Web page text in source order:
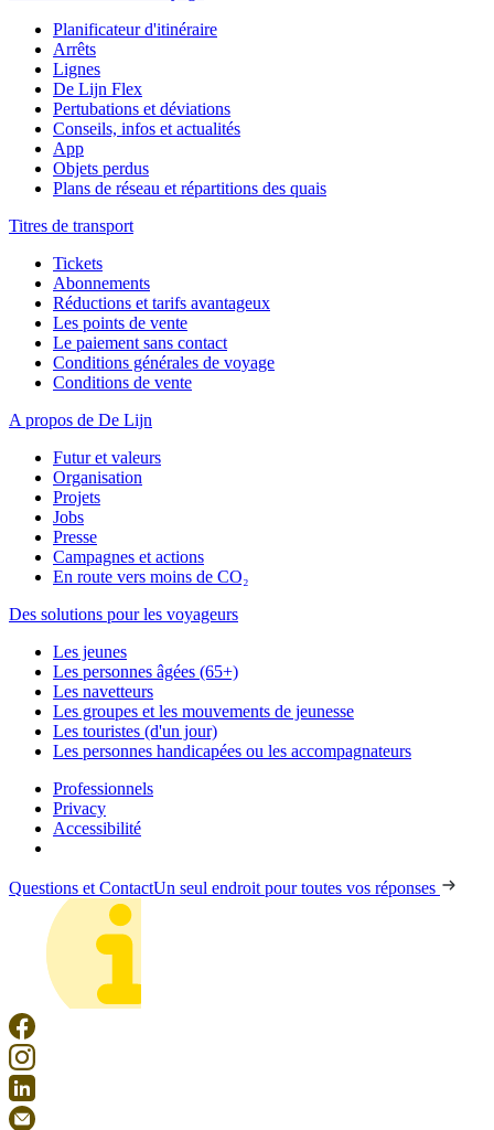
Planificateur d'itinéraire
Arrêts
Lignes
De Lijn Flex
Pertubations et déviations
Conseils, infos et actualités
App
Objets perdus
Plans de réseau et répartitions des quais
Titres de transport
Tickets
Abonnements
Réductions et tarifs avantageux
Les points de vente
Le paiement sans contact
Conditions générales de voyage
Conditions de vente
A propos de De Lijn
Futur et valeurs
Organisation
Projets
Jobs
Presse
Campagnes et actions
En route vers moins de CO₂
Des solutions pour les voyageurs
Les jeunes
Les personnes âgées (65+)
Les navetteurs
Les groupes et les mouvements de jeunesse
Les touristes (d'un jour)
Les personnes handicapées ou les accompagnateurs
Professionnels
Privacy
Accessibilité
Questions et ContactUn seul endroit pour toutes vos réponses